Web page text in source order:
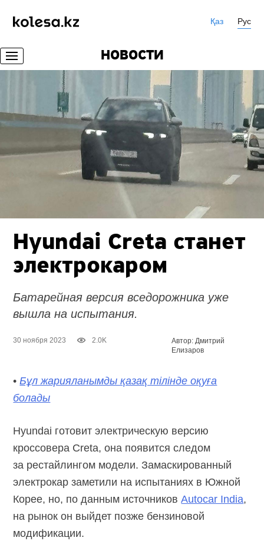
Қаз Рус
НОВОСТИ
Hyundai Creta станет
электрокаром
Батарейная версия вседорожника уже
вышла на испытания.
30 ноября 2023 2.0K
Автор: Дмитрий
Елизаров
•Бұл жарияланымды қазақ тілінде оқуға
болады
Hyundai готовит электрическую версию
кроссовера Creta, она появится следом
за рестайлингом модели. Замаскированный
электрокар заметили на испытаниях в Южной
Корее, но, по данным источниковAutocar India,
на рынок он выйдет позже бензиновой
модификации.